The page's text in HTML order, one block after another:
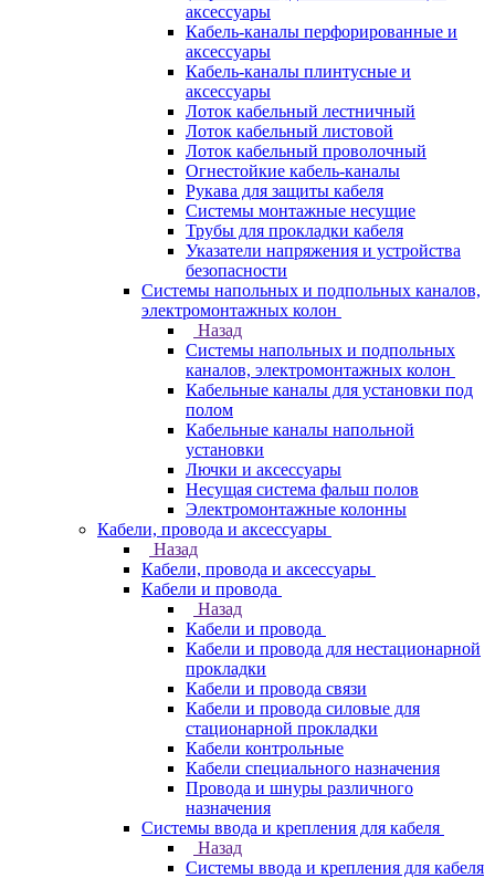
аксессуары
Кабель-каналы перфорированные и
аксессуары
Кабель-каналы плинтусные и
аксессуары
Лоток кабельный лестничный
Лоток кабельный листовой
Лоток кабельный проволочный
Огнестойкие кабель-каналы
Рукава для защиты кабеля
Системы монтажные несущие
Трубы для прокладки кабеля
Указатели напряжения и устройства
безопасности
Системы напольных и подпольных каналов,
электромонтажных колон
Назад
Системы напольных и подпольных
каналов, электромонтажных колон
Кабельные каналы для установки под
полом
Кабельные каналы напольной
установки
Лючки и аксессуары
Несущая система фальш полов
Электромонтажные колонны
Кабели, провода и аксессуары
Назад
Кабели, провода и аксессуары
Кабели и провода
Назад
Кабели и провода
Кабели и провода для нестационарной
прокладки
Кабели и провода связи
Кабели и провода силовые для
стационарной прокладки
Кабели контрольные
Кабели специального назначения
Провода и шнуры различного
назначения
Системы ввода и крепления для кабеля
Назад
Системы ввода и крепления для кабеля